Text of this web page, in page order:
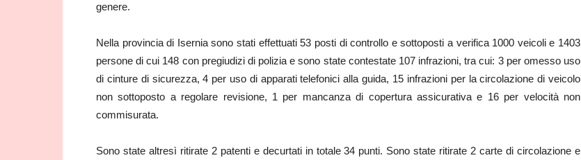
genere.
Nella provincia di Isernia sono stati effettuati 53 posti di controllo e sottoposti a verifica 1000 veicoli e 1403
persone di cui 148 con pregiudizi di polizia e sono state contestate 107 infrazioni, tra cui: 3 per omesso uso
di cinture di sicurezza, 4 per uso di apparati telefonici alla guida, 15 infrazioni per la circolazione di veicolo
non sottoposto a regolare revisione, 1 per mancanza di copertura assicurativa e 16 per velocità non
commisurata.
Sono state altresì ritirate 2 patenti e decurtati in totale 34 punti. Sono state ritirate 2 carte di circolazione e